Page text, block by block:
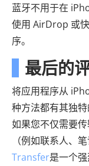
蓝牙不用于在
使用 AirDrop 或
序。
最后的
将应用程序从
种方法都有其独
如果您不仅需要
（例如联系人、
Transfer是一个